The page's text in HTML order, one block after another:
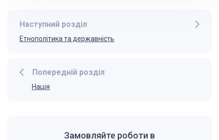
Попередній розділ
Нація
Наступний розділ
Етнополітика та державність
Замовляйте роботи в